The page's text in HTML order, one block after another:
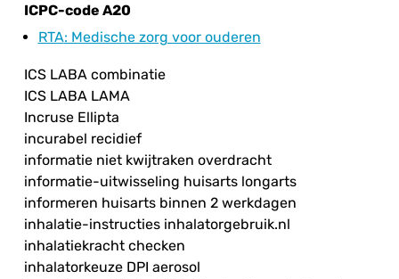
ICPC-code A20
RTA: Medische zorg voor ouderen
ICS LABA combinatie
ICS LABA LAMA
Incruse Ellipta
incurabel recidief
informatie niet kwijtraken overdracht
informatie-uitwisseling huisarts longarts
informeren huisarts binnen 2 werkdagen
inhalatie-instructies inhalatorgebruik.nl
inhalatiekracht checken
inhalatorkeuze DPI aerosol